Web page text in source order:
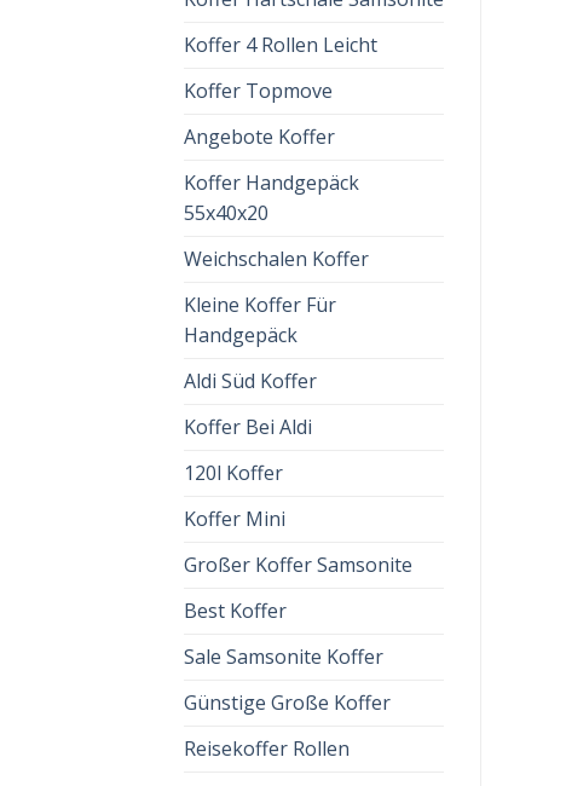
Koffer 4 Rollen Leicht
Koffer Topmove
Angebote Koffer
Koffer Handgepäck
55x40x20
Weichschalen Koffer
Kleine Koffer Für
Handgepäck
Aldi Süd Koffer
Koffer Bei Aldi
120l Koffer
Koffer Mini
Großer Koffer Samsonite
Best Koffer
Sale Samsonite Koffer
Günstige Große Koffer
Reisekoffer Rollen